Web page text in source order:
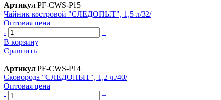
Артикул PF-CWS-P15
Чайник костровой "СЛЕДОПЫТ", 1,5 л/32/
Оптовая цена
-
+
В корзину
Сравнить
Артикул PF-CWS-P14
Сковорода "СЛЕДОПЫТ", 1,2 л./40/
Оптовая цена
-
+